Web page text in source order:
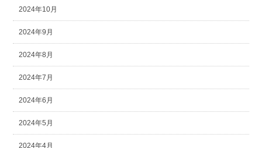
2024年10月
2024年9月
2024年8月
2024年7月
2024年6月
2024年5月
2024年4月